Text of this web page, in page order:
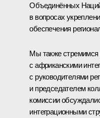
Объединённых
в вопросах
обеспечения
Мы также стремимся
с африканскими
с руководителями
и председателем
комиссии
интеграционными